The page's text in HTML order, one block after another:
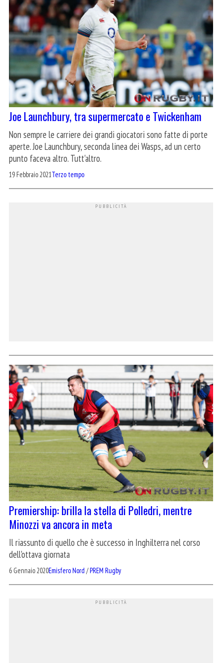
Joe Launchbury, tra supermercato e Twickenham
Non sempre le carriere dei grandi giocatori sono fatte di porte
aperte. Joe Launchbury, seconda linea dei Wasps, ad un certo
punto faceva altro. Tutt'altro.
19 Febbraio 2021Terzo tempo
Premiership: brilla la stella di Polledri, mentre
Minozzi va ancora in meta
Il riassunto di quello che è successo in Inghilterra nel corso
dell'ottava giornata
6 Gennaio 2020Emisfero Nord /PREM Rugby